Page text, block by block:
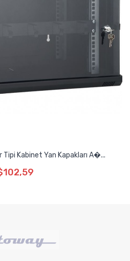
Kabinet Yan Kapakları A�...